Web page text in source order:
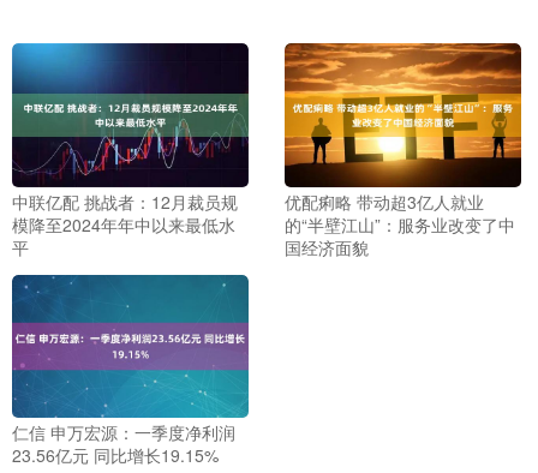
中联亿配 挑战者：12月裁员规
模降至2024年年中以来最低水
平
优配痢略 带动超3亿人就业
的“半壁江山”：服务业改变了中
国经济面貌
仁信 申万宏源：一季度净利润
23.56亿元 同比增长19.15%